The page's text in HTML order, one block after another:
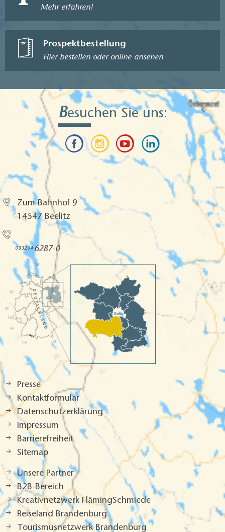
Mehr erfahren!
Prospektbestellung
Hier bestellen oder online ansehen
Besuchen Sie uns:
Tourismusverband Fläming e.V.
Zum Bahnhof 9
14547 Beelitz
Rufen Sie uns an!
033204 6287-0
Presse
Kontaktformular
Datenschutzerklärung
Impressum
Barrierefreiheit
Sitemap
Unsere Partner
B2B-Bereich
Kreativnetzwerk FlämingSchmiede
Reiseland Brandenburg
Tourismusnetzwerk Brandenburg